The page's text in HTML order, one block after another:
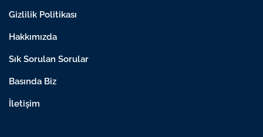
Gizlilik Politikası
Hakkımızda
Sık Sorulan Sorular
Basında Biz
İletişim